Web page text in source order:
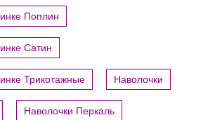
Поплин
Сатин
Трикотажные Наволочки
Наволочки Перкаль